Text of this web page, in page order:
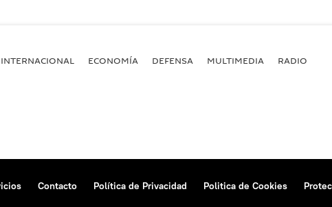
INTERNACIONAL ECONOMÍA DEFENSA MULTIMEDIA RADIO
Contacto Política de Privacidad Politica de Cookies